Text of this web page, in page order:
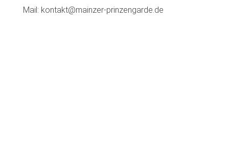
Mail: kontakt@mainzer-prinzengarde.de